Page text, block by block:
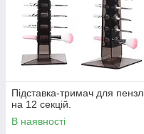
Підставка-тримач для
на 12 секцій.
В наявності